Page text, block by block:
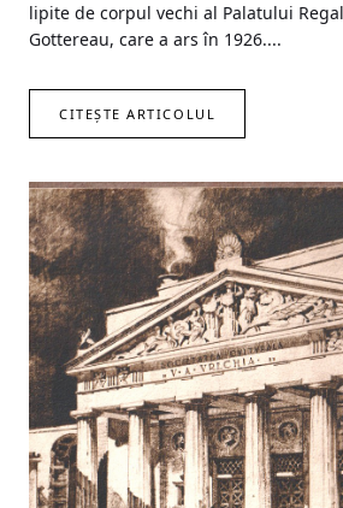
lipite de corpul vechi al Palatului
Gottereau, care a ars în 1926....
CITEȘTE ARTICOLUL